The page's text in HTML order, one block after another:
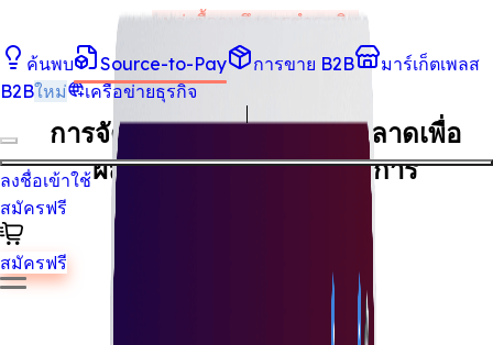
ค้นพบ Source-to-Pay การขาย B2B
มาร์เก็ตเพลส
B2Bใหม่ เครือข่ายธุรกิจ
ลงชื่อเข้าใช้
สมัครฟรี
สมัครฟรี
แหล่งซื้อจนถึงการชำระเงิน
สรุปหน้านี้ด้วย AI
การจัดหาเชิงกลยุทธ์ Tradeics
การจัดหาเชิงกลยุทธ์ที่ชาญฉลาดเพื่อ
ผลลัพธ์ ไม่ใช่แค่กระบวนการ